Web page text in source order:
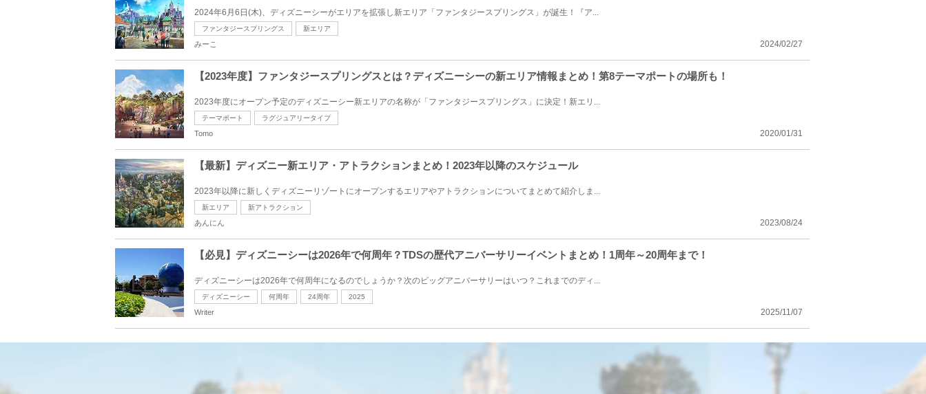
2024年6月6日(木)、ディズニーシーがエリアを拡張し新エリア「ファンタジースプリングス」が誕生！『ア...
ファンタジースプリングス 新エリア
2024/02/27
みーこ
【2023年度】ファンタジースプリングスとは？ディズニーシーの新エリア情報まとめ！第8テーマポートの場所も！
2023年度にオープン予定のディズニーシー新エリアの名称が「ファンタジースプリングス」に決定！新エリ...
テーマポート ラグジュアリータイプ
2020/01/31
Tomo
【最新】ディズニー新エリア・アトラクションまとめ！2023年以降のスケジュール
2023年以降に新しくディズニーリゾートにオープンするエリアやアトラクションについてまとめて紹介しま...
新エリア 新アトラクション
2023/08/24
あんにん
【必見】ディズニーシーは2026年で何周年？TDSの歴代アニバーサリーイベントまとめ！1周年～20周年まで！
ディズニーシーは2026年で何周年になるのでしょうか？次のビッグアニバーサリーはいつ？これまでのディ...
ディズニーシー 何周年 24周年 2025
2025/11/07
Writer